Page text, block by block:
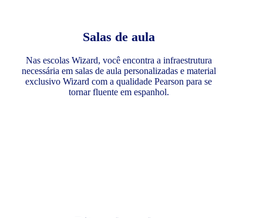
Salas de aula
Nas escolas Wizard, você encontra a infraestrutura
necessária em salas de aula personalizadas e material
exclusivo Wizard com a qualidade Pearson para se
tornar fluente em espanhol.